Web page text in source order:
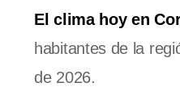
El clima hoy en
habitantes de la
de 2026.